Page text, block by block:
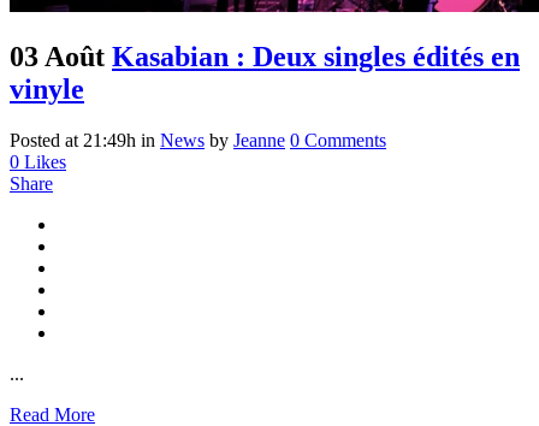
03 Août Kasabian : Deux singles édités en
vinyle
Posted at 21:49h in News by Jeanne 0 Comments
0 Likes
Share
...
Read More